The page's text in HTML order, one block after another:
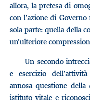
allora, la pretesa di
con l’azione di
sola parte: quella della
un’ulteriore
Un secondo
e esercizio
annosa questione della
istituto vitale e